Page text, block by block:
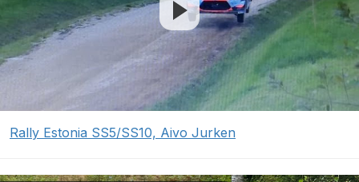
Rally Estonia SS5/SS10, Aivo Jurken